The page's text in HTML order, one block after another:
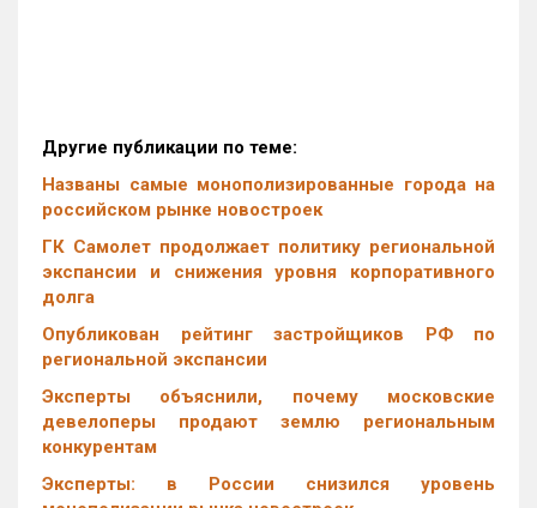
Другие публикации по теме:
Названы самые монополизированные города на
российском рынке новостроек
ГК Самолет продолжает политику региональной
экспансии и снижения уровня корпоративного
долга
Опубликован рейтинг застройщиков РФ по
региональной экспансии
Эксперты объяснили, почему московские
девелоперы продают землю региональным
конкурентам
Эксперты: в России снизился уровень